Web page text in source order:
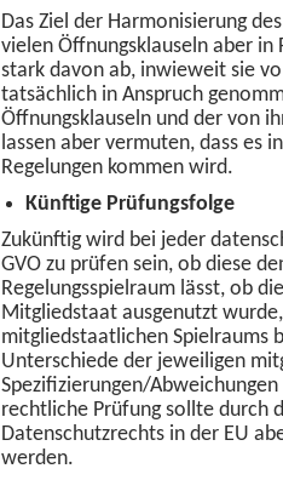
Das Ziel der Harmonisierung
vielen Öffnungsklauseln aber
stark davon ab, inwieweit sie
tatsächlich in Anspruch
Öffnungsklauseln und der von
lassen aber vermuten, dass es
Regelungen kommen wird.
Künftige Prüfungsfolge
Zukünftig wird bei jeder
GVO zu prüfen sein, ob diese
Regelungsspielraum lässt, ob
Mitgliedstaat ausgenutzt
mitgliedstaatlichen Spielraums
Unterschiede der jeweiligen
Spezifizierungen/
rechtliche Prüfung sollte durch
Datenschutzrechts in der EU
werden.